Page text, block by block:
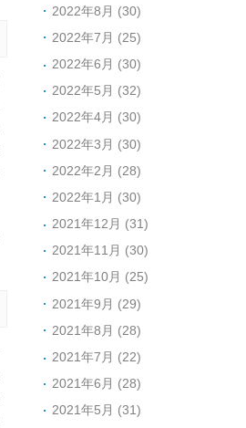
2022年8月 (30)
2022年7月 (25)
2022年6月 (30)
2022年5月 (32)
2022年4月 (30)
2022年3月 (30)
2022年2月 (28)
2022年1月 (30)
2021年12月 (31)
2021年11月 (30)
2021年10月 (25)
2021年9月 (29)
2021年8月 (28)
2021年7月 (22)
2021年6月 (28)
2021年5月 (31)